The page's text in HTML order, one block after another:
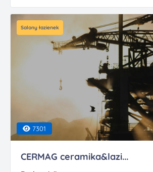
Salony łazienek
7301
CERMAG ceramika&lazi...